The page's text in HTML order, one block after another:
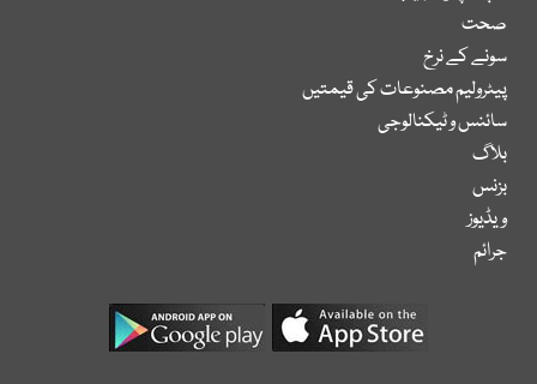
صحت
سونے کے نرخ
پیٹرولیم مصنوعات کی قیمتیں
سائنس و ٹیکنالوجی
بلاگ
بزنس
ویڈیوز
جرائم